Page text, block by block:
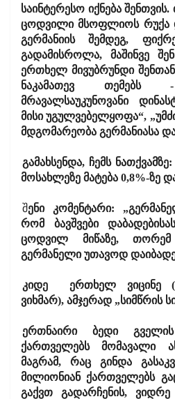
საინტერესო იქნება
ცოდვილი მსოფლიოს რუქა
გერმანიის შემდეგ,
გადამისროლა, მაშინვე
ერთხელ მივუბრუნდი
ნაკამათევ თემებს -
მრავალსაუკუნოვანი
მისი უგულვებელყოფა“,
მდგომარეობა გერმანიასა
გამახსენდა, ჩემს
მოსახლეზე მატება 0,8%-ზე
შენი კომენტარი:
რომ ბავშვები
ცოდვილ მიწაზე, თორემ
გერმანელი უთავოდ
კიდე ერთხელ ვიცინე
ვიხმარ), ამჯერად „სიმწრის
ერთნაირი ბედი
ქართველებს მომავალი
მაგრამ, რაც გინდა
მილიონიან ქართველებს
გაქვთ გადარჩენის,